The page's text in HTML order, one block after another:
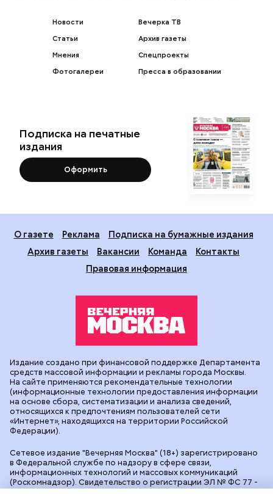
Новости
Статьи
Мнения
Фотогалереи
Вечерка ТВ
Архив газеты
Спецпроекты
Пресса в образовании
Подписка на печатные
издания
Оформить
О газете Реклама
Подписка на бумажные издания
Архив газеты
Вакансии Команда
Контакты
Правовая информация
Сетевое издание "Вечерняя Москва" (18+) зарегистрировано
в Федеральной службе по надзору в сфере связи,
информационных технологий и массовых коммуникаций
(Роскомнадзор). Свидетельство о регистрации ЭЛ № ФС 77 -
90524 от 09.12.2025. Учредитель: АО "Редакция газеты
Издание создано при финансовой поддержке Департамента
средств массовой информации и рекламы города Москвы.
На сайте применяются рекомендательные технологии
(информационные технологии предоставления информации
на основе сбора, систематизации и анализа сведений,
относящихся к предпочтениям пользователей сети
«Интернет», находящихся на территории Российской
Федерации).